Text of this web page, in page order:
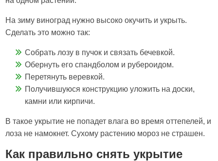
На зиму виноград нужно высоко окучить и укрыть.
Сделать это можно так:
Собрать лозу в пучок и связать бечевкой.
Обернуть его спандболом и рубероидом.
Перетянуть веревкой.
Получившуюся конструкцию уложить на доски,
камни или кирпичи.
В такое укрытие не попадет влага во время оттепелей, и
лоза не намокнет. Сухому растению мороз не страшен.
Как правильно снять укрытие